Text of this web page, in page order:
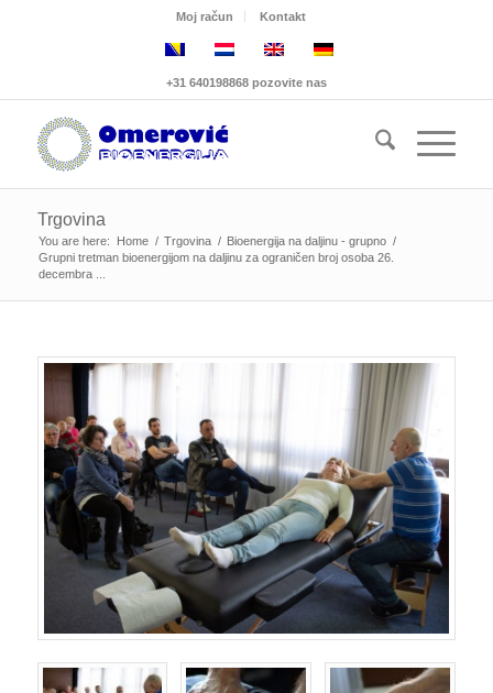
Moj račun Kontakt
+31 640198868 pozovite nas
Trgovina
You are here: Home / Trgovina / Bioenergija na daljinu - grupno /
Grupni tretman bioenergijom na daljinu za ograničen broj osoba 26.
decembra ...